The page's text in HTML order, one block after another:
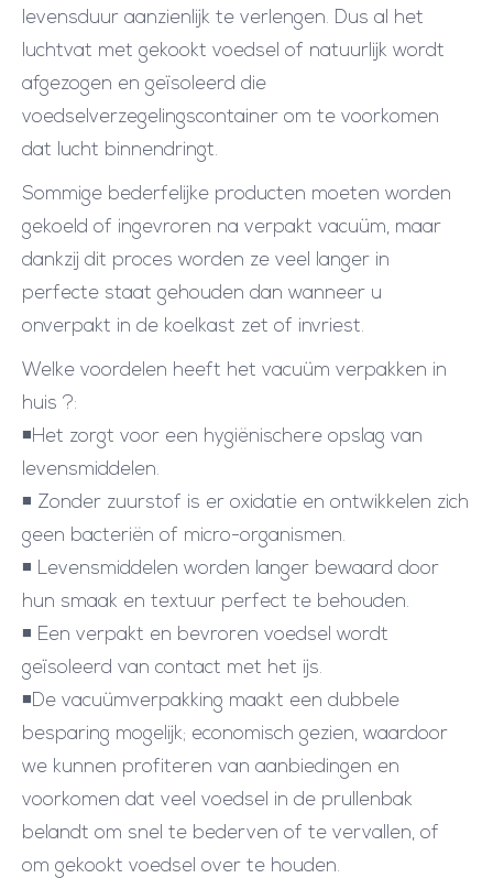
levensduur aanzienlijk te verlengen. Dus al het
luchtvat met gekookt voedsel of natuurlijk wordt
afgezogen en geïsoleerd die
voedselverzegelingscontainer om te voorkomen
dat lucht binnendringt.
Sommige bederfelijke producten moeten worden
gekoeld of ingevroren na verpakt vacuüm, maar
dankzij dit proces worden ze veel langer in
perfecte staat gehouden dan wanneer u
onverpakt in de koelkast zet of invriest.
Welke voordelen heeft het vacuüm verpakken in
huis ?:
◾Het zorgt voor een hygiënischere opslag van
levensmiddelen.
◾ Zonder zuurstof is er oxidatie en ontwikkelen zich
geen bacteriën of micro-organismen.
◾ Levensmiddelen worden langer bewaard door
hun smaak en textuur perfect te behouden.
◾ Een verpakt en bevroren voedsel wordt
geïsoleerd van contact met het ijs.
◾De vacuümverpakking maakt een dubbele
besparing mogelijk; economisch gezien, waardoor
we kunnen profiteren van aanbiedingen en
voorkomen dat veel voedsel in de prullenbak
belandt om snel te bederven of te vervallen, of
om gekookt voedsel over te houden.